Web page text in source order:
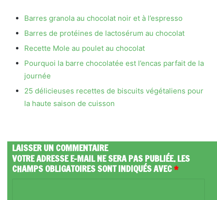
Barres granola au chocolat noir et à l’espresso
Barres de protéines de lactosérum au chocolat
Recette Mole au poulet au chocolat
Pourquoi la barre chocolatée est l’encas parfait de la
journée
25 délicieuses recettes de biscuits végétaliens pour
la haute saison de cuisson
LAISSER UN COMMENTAIRE
VOTRE ADRESSE E-MAIL NE SERA PAS PUBLIÉE.LES
CHAMPS OBLIGATOIRES SONT INDIQUÉS AVEC*